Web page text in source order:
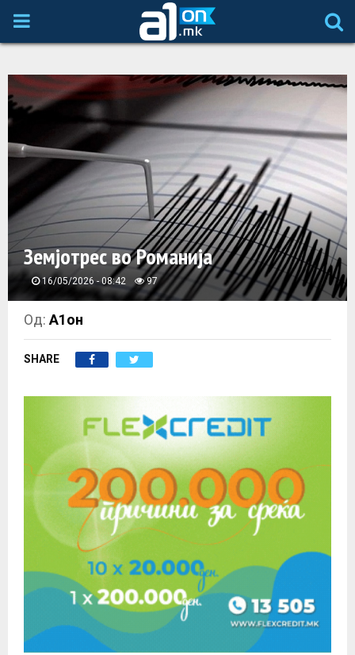
P
I
M
R
Y
M
E
Земјотрес во Романија
16/05/2026 - 08:42 97
Од:А1он
SHARE